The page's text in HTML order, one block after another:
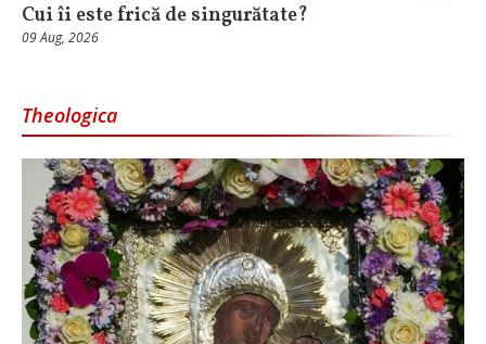
Cui îi este frică de singurătate?
09 Aug, 2026
Theologica